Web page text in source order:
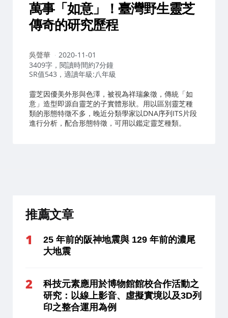
萬事「如意」！臺灣野生靈芝
傳奇的研究歷程
作
者：
吳聲華
2020-11-01
3409字，閱讀時間約7分鐘
SR值543，適讀年級:八年級
靈芝因優美外形與色澤，被視為祥瑞象徵，傳統「如
意」造型即源自靈芝的子實體形狀。用以區別靈芝種
類的形態特徵不多，晚近分類學家以DNA序列ITS片段
進行分析，配合形態特徵，可用以鑑定靈芝種類。
推薦文章
25 年前的阪神地震與 129 年前的濃尾
大地震
科技元素應用於博物館館校合作活動之
研究：以線上影音、虛擬實境以及3D列
印之整合運用為例